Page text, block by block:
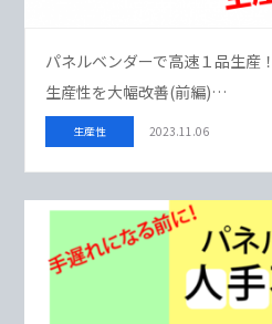
パネルベンダーで高速１品生産
生産性を大幅改善(前編)…
生産性 2023.11.06